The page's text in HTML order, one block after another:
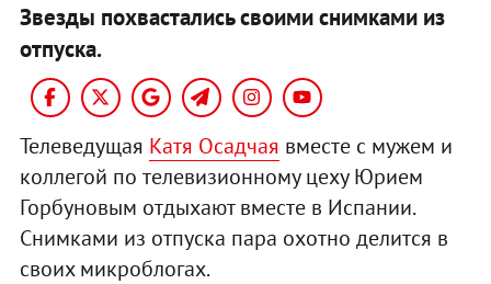
Звезды похвастались своими снимками из
отпуска.
Телеведущая Катя Осадчая вместе с мужем и
коллегой по телевизионному цеху Юрием
Горбуновым отдыхают вместе в Испании.
Снимками из отпуска пара охотно делится в
своих микроблогах.